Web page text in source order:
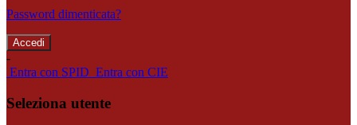
Password dimenticata?
-
Entra con SPID Entra con CIE
Seleziona utente